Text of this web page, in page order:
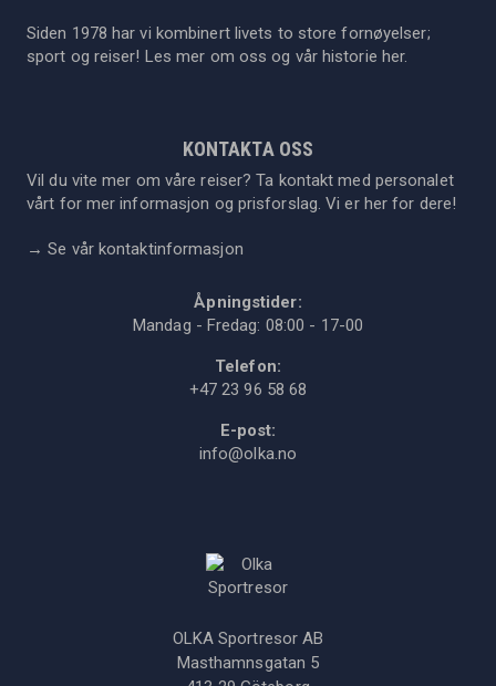
Siden 1978 har vi kombinert livets to store fornøyelser;
sport og reiser! Les mer om oss og vår historie her.
KONTAKTA OSS
Vil du vite mer om våre reiser? Ta kontakt med personalet
vårt for mer informasjon og prisforslag. Vi er her for dere!
→Se vår kontaktinformasjon
Åpningstider:
Mandag - Fredag: 08:00 - 17-00
Telefon:
+47 23 96 58 68
E-post:
info@olka.no
OLKA Sportresor AB
Masthamnsgatan 5